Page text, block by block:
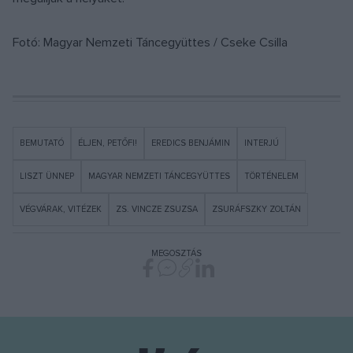
Fotó: Magyar Nemzeti Táncegyüttes / Cseke Csilla
BEMUTATÓ ÉLJEN, PETŐFI! EREDICS BENJÁMIN INTERJÚ
LISZT ÜNNEP MAGYAR NEMZETI TÁNCEGYÜTTES TÖRTÉNELEM
VÉGVÁRAK, VITÉZEK ZS. VINCZE ZSUZSA ZSURÁFSZKY ZOLTÁN
MEGOSZTÁS